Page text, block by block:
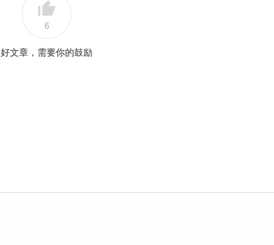
6
好文章，需要你的鼓励